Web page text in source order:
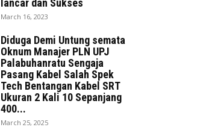
lancar dan Sukses
March 16, 2023
Diduga Demi Untung semata
Oknum Manajer PLN UPJ
Palabuhanratu Sengaja
Pasang Kabel Salah Spek
Tech Bentangan Kabel SRT
Ukuran 2 Kali 10 Sepanjang
400...
March 25, 2025